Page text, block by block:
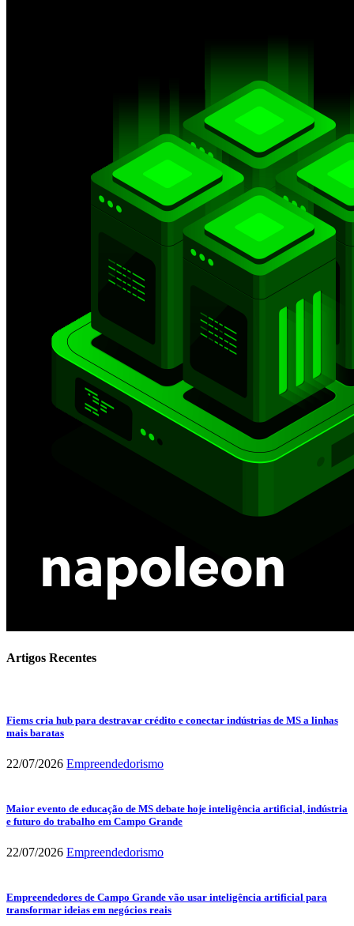
Artigos Recentes
Fiems cria hub para destravar crédito e conectar indústrias de MS a linhas
mais baratas
22/07/2026 Empreendedorismo
Maior evento de educação de MS debate hoje inteligência artificial, indústria
e futuro do trabalho em Campo Grande
22/07/2026 Empreendedorismo
Empreendedores de Campo Grande vão usar inteligência artificial para
transformar ideias em negócios reais